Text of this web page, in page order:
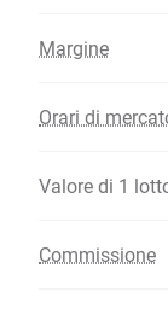
Margine
Orari di
Valore di 1
Commissione